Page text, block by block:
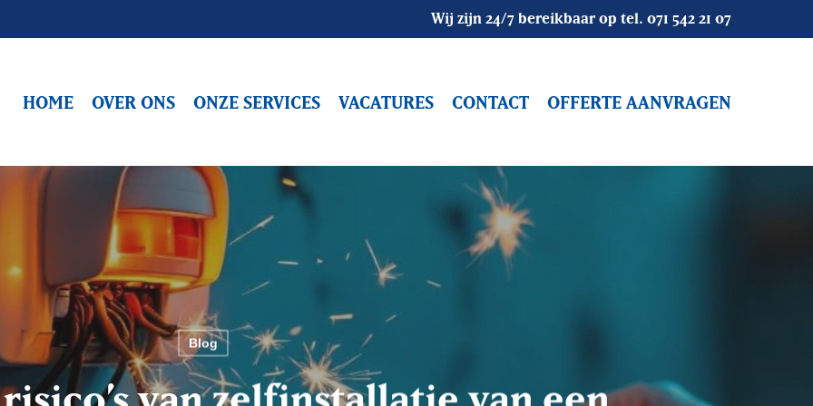
Wij zijn 24/7 bereikbaar op tel. 071 542 21 07
HOME OVER ONS ONZE SERVICES
Objectbewaking
Bouwbeveiliging
Mobiele Surveillance
Alarmopvolging
Vakantiesurveillance
Camerasystemen
VACATURES CONTACT OFFERTE AANVRAGEN
Blog